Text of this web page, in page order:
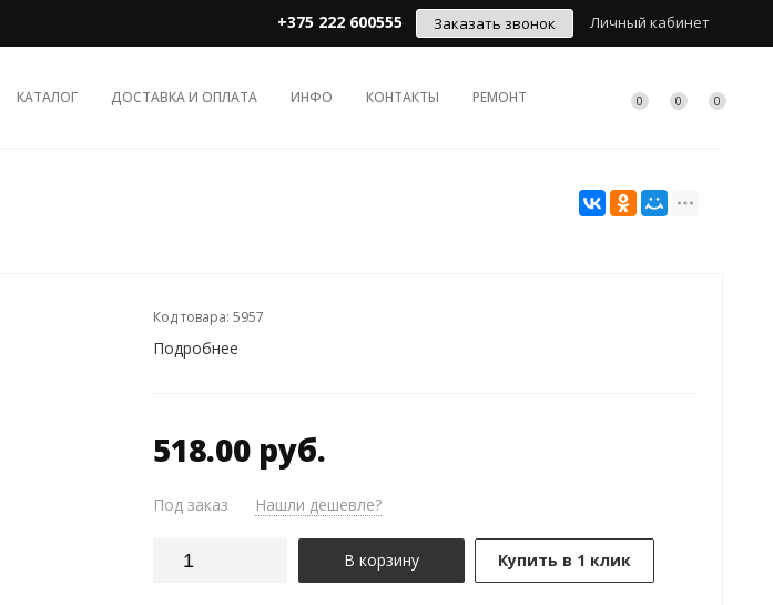
Личный кабинет
Заказать звонок
+375 222 600555
КАТАЛОГ ДОСТАВКА И ОПЛАТА ИНФО КОНТАКТЫ РЕМОНТ 0 0 0
Код товара: 5957
Подробнее
518.00 руб.
Под заказ Нашли дешевле?
В корзину Купить в 1 клик